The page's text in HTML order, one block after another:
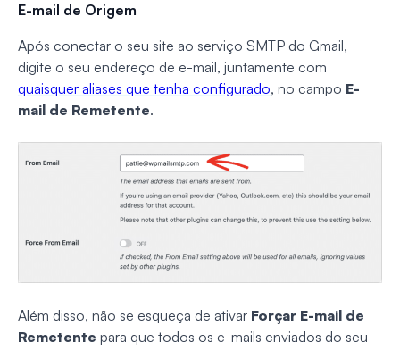
E-mail de Origem
Após conectar o seu site ao serviço SMTP do Gmail,
digite o seu endereço de e-mail, juntamente com
quaisquer aliases que tenha configurado, no campo E-
mail de Remetente.
Além disso, não se esqueça de ativar Forçar E-mail de
Remetente para que todos os e-mails enviados do seu